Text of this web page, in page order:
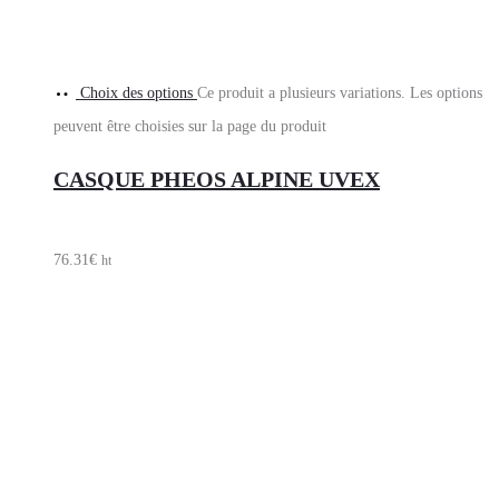
Choix des options Ce produit a plusieurs variations. Les options
peuvent être choisies sur la page du produit
CASQUE PHEOS ALPINE UVEX
76.31€ ht